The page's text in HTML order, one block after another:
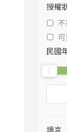
授權
民國
語言